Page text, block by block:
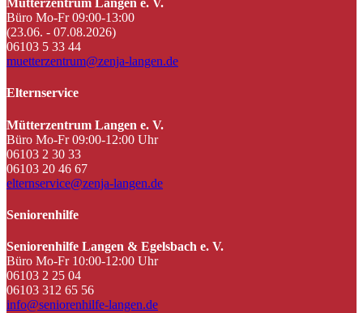
Mütterzentrum Langen e. V.
Büro Mo-Fr 09:00-13:00
(23.06. - 07.08.2026)
06103 5 33 44
muetterzentrum@zenja-langen.de
Elternservice
Mütterzentrum Langen e. V.
Büro Mo-Fr 09:00-12:00 Uhr
06103 2 30 33
06103 20 46 67
elternservice@zenja-langen.de
Seniorenhilfe
Seniorenhilfe Langen & Egelsbach e. V.
Büro Mo-Fr 10:00-12:00 Uhr
06103 2 25 04
06103 312 65 56
info@seniorenhilfe-langen.de